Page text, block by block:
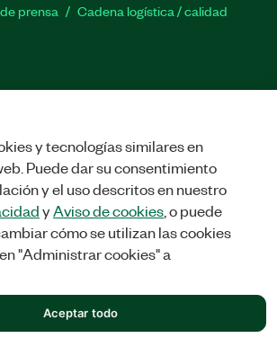
prensa
Cadena logística / calidad
de productos
Foros de
TwitterFacebook
LinkedIn
PRIVACIDAD|Administrar cookies
y tecnologías similares en
Puede dar su consentimiento
y el uso descritos en nuestro
yAviso de cookies, o puede
cómo se utilizan las cookies
"Administrar cookies" a
Aceptar todo